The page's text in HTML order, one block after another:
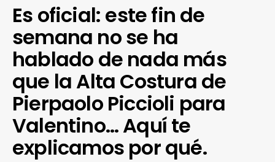
Es oficial: este fin de
semana no se ha
hablado de nada más
que la Alta Costura de
Pierpaolo Piccioli para
Valentino… Aquí te
explicamos por qué.